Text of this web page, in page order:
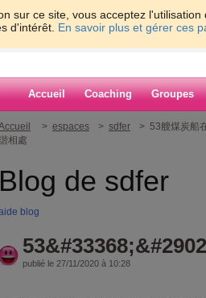
sur ce site, vous acceptez
d'intérêt. En savoir plus et gérer ces
Accueil Coaching Groupes
> espaces > sdfer
> 53艘煤炭船
相處
Blog de sdfer
blog
publié le 27/11/2020 à 10:28